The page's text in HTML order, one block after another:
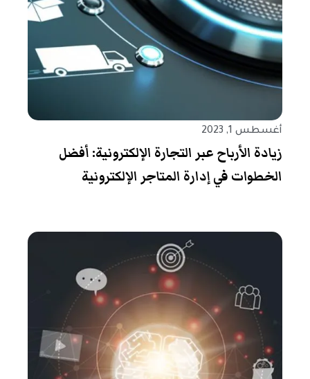
أغسطس 1, 2023
زيادة الأرباح عبر التجارة الإلكترونية: أفضل
الخطوات في إدارة المتاجر الإلكترونية